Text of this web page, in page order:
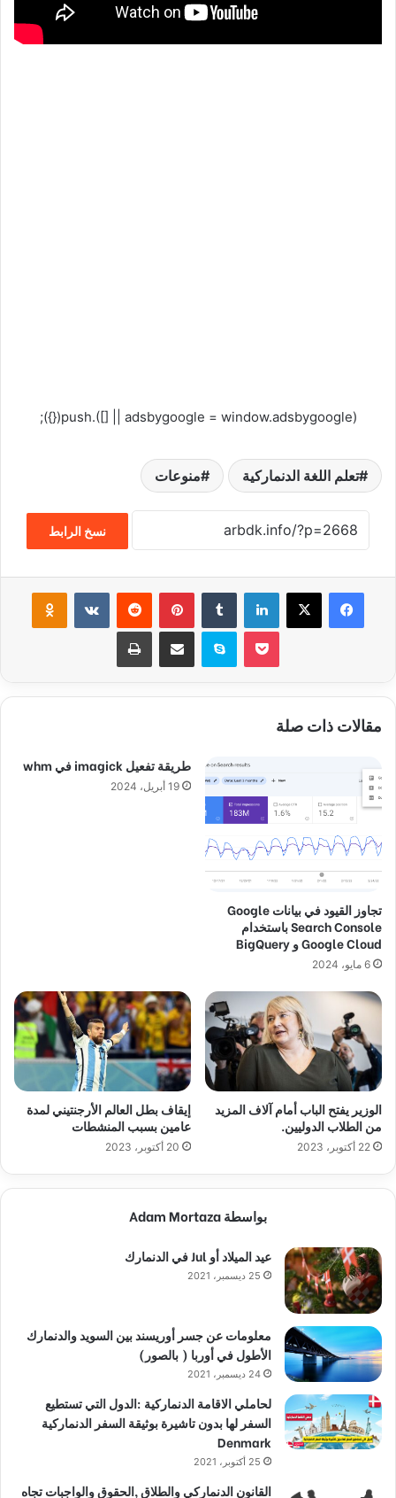
(adsbygoogle = window.adsbygoogle || []).push({});
تعلم اللغة الدنماركية منوعات
نسخ الرابط
فيسبوك لينكدإن بينتيريست
سكايب
مقالات ذات صلة
تجاوز القيود في بيانات Google
Search Console باستخدام
Google Cloud و BigQuery
6 مايو، 2024
طريقة تفعيل imagick في whm
19 أبريل، 2024
الوزير يفتح الباب أمام آلاف المزيد
من الطلاب الدوليين.
22 أكتوبر، 2023
إيقاف بطل العالم الأرجنتيني لمدة
عامين بسبب المنشطات
20 أكتوبر، 2023
بواسطة Adam Mortaza
عيد الميلاد أو Jul في الدنمارك
25 ديسمبر، 2021
معلومات عن جسر أوريسند بين السويد والدنمارك
الأطول في أوربا ( بالصور)
24 ديسمبر، 2021
لحاملي الاقامة الدنماركية :الدول التي تستطيع
السفر لها بدون تاشيرة بوثيقة السفر الدنماركية
Denmark
25 أكتوبر، 2021
القانون الدنماركي والطلاق ,الحقوق والواجبات تجاه